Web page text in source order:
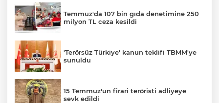
Temmuz'da 107 bin gıda denetimine 250
milyon TL ceza kesildi
'Terörsüz Türkiye' kanun teklifi TBMM'ye
sunuldu
15 Temmuz'un firari teröristi adliyeye
sevk edildi